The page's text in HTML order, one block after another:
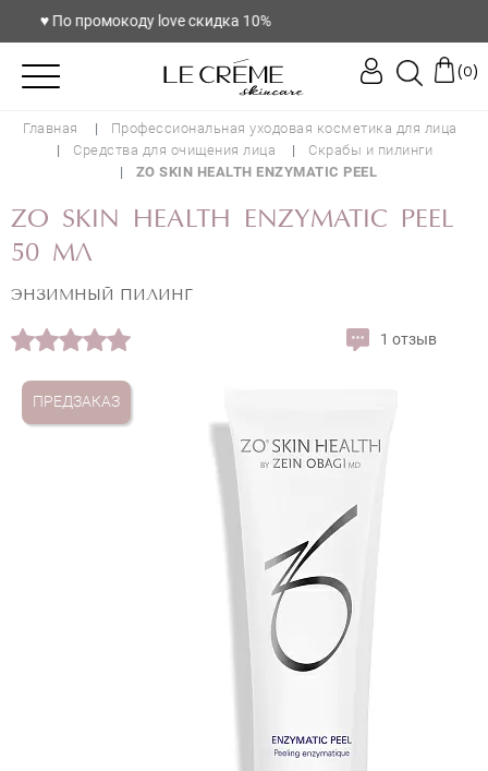
♥️ По промокоду love скидка 10%
(0)
Главная
Профессиональная уходовая косметика для лица
Средства для очищения лица
Скрабы и пилинги
ZO SKIN HEALTH ENZYMATIC PEEL
ZO SKIN HEALTH ENZYMATIC PEEL
50 МЛ
ЭНЗИМНЫЙ ПИЛИНГ
1 отзыв
ПРЕДЗАКАЗ
ZO SKIN HEALTH ENZYMATIC PEEL